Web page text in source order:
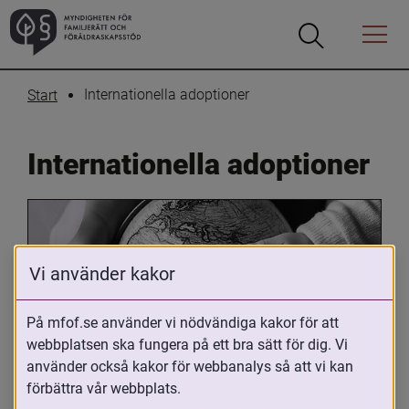
Öppna
Öppna
Menyn
Start Internationella adoptioner
Internationella adoptioner
Oavsett om du är adopterad,
adoptivförälder eller arbetar med
Vi använder kakor
På mfof.se använder vi nödvändiga kakor för att
webbplatsen ska fungera på ett bra sätt för dig. Vi
använder också kakor för webbanalys så att vi kan
förbättra vår webbplats.